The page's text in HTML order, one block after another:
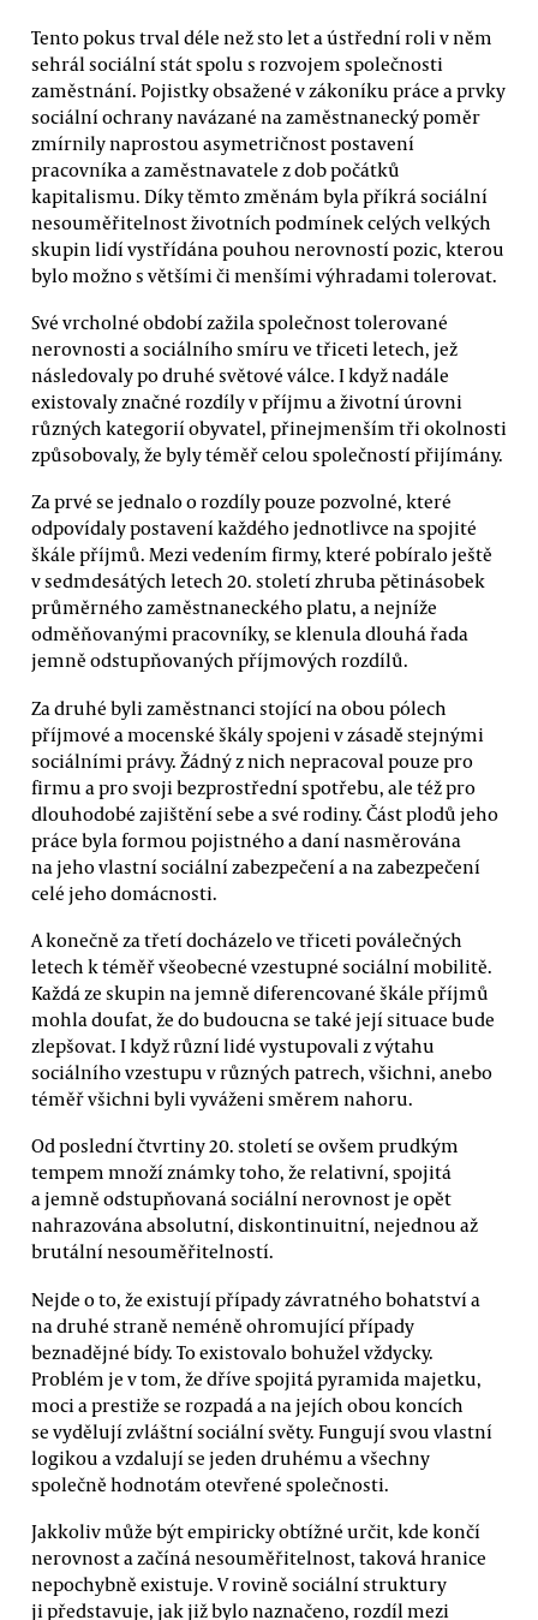
Tento pokus trval déle než sto let a ústřední roli v něm
sehrál sociální stát spolu s rozvojem společnosti
zaměstnání. Pojistky obsažené v zákoníku práce a prvky
sociální ochrany navázané na zaměstnanecký poměr
zmírnily naprostou asymetričnost postavení
pracovníka a zaměstnavatele z dob počátků
kapitalismu. Díky těmto změnám byla příkrá sociální
nesouměřitelnost životních podmínek celých velkých
skupin lidí vystřídána pouhou nerovností pozic, kterou
bylo možno s většími či menšími výhradami tolerovat.
Své vrcholné období zažila společnost tolerované
nerovnosti a sociálního smíru ve třiceti letech, jež
následovaly po druhé světové válce. I když nadále
existovaly značné rozdíly v příjmu a životní úrovni
různých kategorií obyvatel, přinejmenším tři okolnosti
způsobovaly, že byly téměř celou společností přijímány.
Za prvé se jednalo o rozdíly pouze pozvolné, které
odpovídaly postavení každého jednotlivce na spojité
škále příjmů. Mezi vedením firmy, které pobíralo ještě
v sedmdesátých letech 20. století zhruba pětinásobek
průměrného zaměstnaneckého platu, a nejníže
odměňovanými pracovníky, se klenula dlouhá řada
jemně odstupňovaných příjmových rozdílů.
Za druhé byli zaměstnanci stojící na obou pólech
příjmové a mocenské škály spojeni v zásadě stejnými
sociálními právy. Žádný z nich nepracoval pouze pro
firmu a pro svoji bezprostřední spotřebu, ale též pro
dlouhodobé zajištění sebe a své rodiny. Část plodů jeho
práce byla formou pojistného a daní nasměrována
na jeho vlastní sociální zabezpečení a na zabezpečení
celé jeho domácnosti.
A konečně za třetí docházelo ve třiceti poválečných
letech k téměř všeobecné vzestupné sociální mobilitě.
Každá ze skupin na jemně diferencované škále příjmů
mohla doufat, že do budoucna se také její situace bude
zlepšovat. I když různí lidé vystupovali z výtahu
sociálního vzestupu v různých patrech, všichni, anebo
téměř všichni byli vyváženi směrem nahoru.
Od poslední čtvrtiny 20. století se ovšem prudkým
tempem množí známky toho, že relativní, spojitá
a jemně odstupňovaná sociální nerovnost je opět
nahrazována absolutní, diskontinuitní, nejednou až
brutální nesouměřitelností.
Nejde o to, že existují případy závratného bohatství a
na druhé straně neméně ohromující případy
beznadějné bídy. To existovalo bohužel vždycky.
Problém je v tom, že dříve spojitá pyramida majetku,
moci a prestiže se rozpadá a na jejích obou koncích
se vydělují zvláštní sociální světy. Fungují svou vlastní
logikou a vzdalují se jeden druhému a všechny
společně hodnotám otevřené společnosti.
Jakkoliv může být empiricky obtížné určit, kde končí
nerovnost a začíná nesouměřitelnost, taková hranice
nepochybně existuje. V rovině sociální struktury
ji představuje, jak již bylo naznačeno, rozdíl mezi